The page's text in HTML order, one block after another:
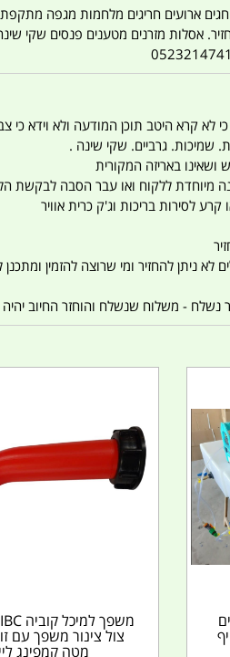
אסלות מזרנים מטענים פנסים שקי
כי לא קרא היטב תוכן המודעה ולא וידא
שמיכות. גרביים. שקי שינה .
ושאינו באריזה המקורית
מיוחדת ללקוח ואו עבר הסבה לבקשת
קרע לסירות בריכות וג'ק כרית אוויר
ניתן להחזיר ומי שרוצה להזמין ומתכנן
- משלוח שנשלח והוחזר החיוב יהיה
צול צינור משפך עם
מטה קמפינג